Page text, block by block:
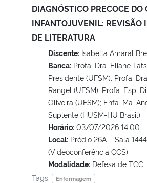
DIAGNÓSTICO PRECOCE DO
INFANTOJUVENIL: REVISÃO
DE LITERATURA
Discente: Isabella Amaral
Banca: Profa. Dra. Eliane
Presidente (UFSM); Profa.
Rangel (UFSM); Profa. Esp.
Oliveira (UFSM); Enfa. Ma.
Suplente (HUSM-HU Brasil)
Horário: 03/07/2026 14:00
Local: Prédio 26A – Sala 1444
(Videoconferência CCS)
Modalidade: Defesa de TCC
Tags:
Enfermagem